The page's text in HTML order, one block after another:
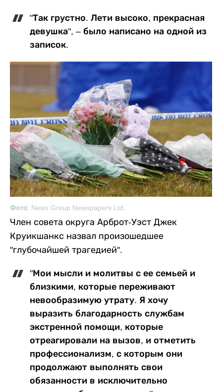
"Так грустно. Лети высоко, прекрасная
девушка", – было написано на одной из
записок.
Фото: News Group Newspapers Ltd.
Член совета округа Арброт-Уэст Джек
Круикшанкс назвал произошедшее
"глубочайшей трагедией".
"Мои мысли и молитвы с ее семьей и
близкими, которые переживают
невообразимую утрату. Я хочу
выразить благодарность службам
экстренной помощи, которые
отреагировали на вызов, и отметить
профессионализм, с которым они
продолжают выполнять свои
обязанности в исключительно